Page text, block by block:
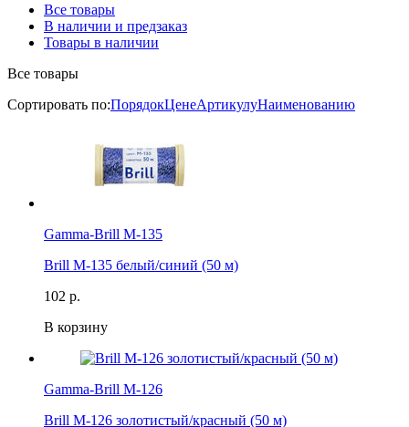
Все товары
В наличии и предзаказ
Товары в наличии
Все товары
Сортировать по:ПорядокЦенеАртикулуНаименованию
Gamma-Brill M-135
Brill M-135 белый/синий (50 м)
102 р.
В корзину
Gamma-Brill M-126
Brill M-126 золотистый/красный (50 м)